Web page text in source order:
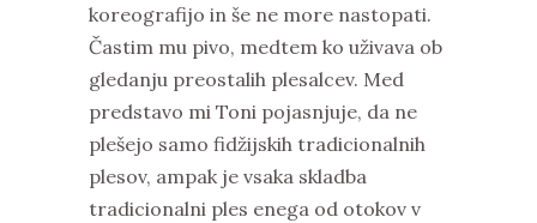
koreografijo in še ne more nastopati.
Častim mu pivo, medtem ko uživava ob
gledanju preostalih plesalcev. Med
predstavo mi Toni pojasnjuje, da ne
plešejo samo fidžijskih tradicionalnih
plesov, ampak je vsaka skladba
tradicionalni ples enega od otokov v